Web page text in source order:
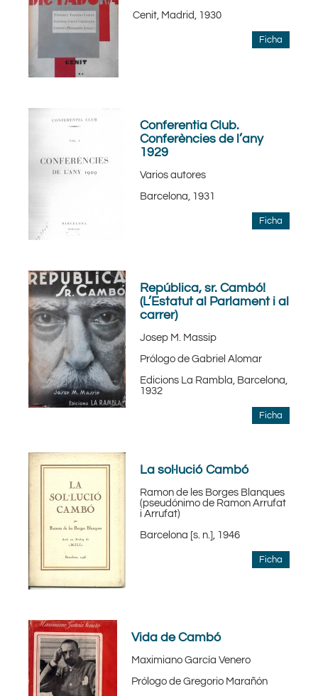
Cenit, Madrid, 1930
Ficha
Conferentia Club.
Conferències de l’any
1929
Varios autores
Barcelona, 1931
Ficha
República, sr. Cambó!
(L’Estatut al Parlament i al
carrer)
Josep M. Massip
Prólogo de Gabriel Alomar
Edicions La Rambla, Barcelona,
1932
Ficha
La sol·lució Cambó
Ramon de les Borges Blanques
(pseudónimo de Ramon Arrufat
i Arrufat)
Barcelona [s. n.], 1946
Ficha
Vida de Cambó
Maximiano García Venero
Prólogo de Gregorio Marañón